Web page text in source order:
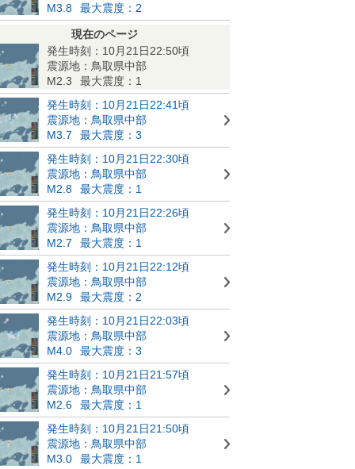
M3.8
最大震度：2
現在のページ
発生時刻：10月21日22:50頃
震源地：鳥取県中部
M2.3
最大震度：1
発生時刻：10月21日22:41頃
震源地：鳥取県中部
M3.7
最大震度：3
発生時刻：10月21日22:30頃
震源地：鳥取県中部
M2.8
最大震度：1
発生時刻：10月21日22:26頃
震源地：鳥取県中部
M2.7
最大震度：1
発生時刻：10月21日22:12頃
震源地：鳥取県中部
M2.9
最大震度：2
発生時刻：10月21日22:03頃
震源地：鳥取県中部
M4.0
最大震度：3
発生時刻：10月21日21:57頃
震源地：鳥取県中部
M2.6
最大震度：1
発生時刻：10月21日21:50頃
震源地：鳥取県中部
M3.0
最大震度：1